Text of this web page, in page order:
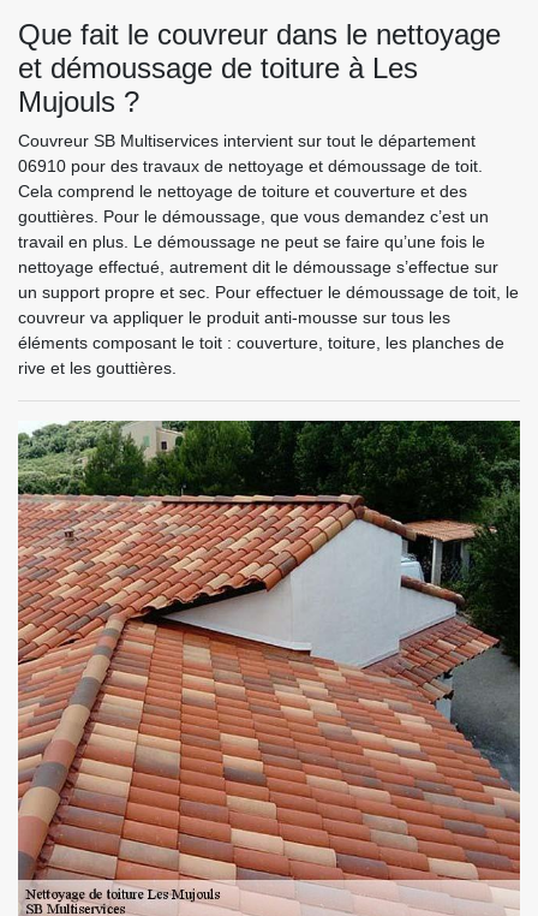
Que fait le couvreur dans le nettoyage
et démoussage de toiture à Les
Mujouls ?
Couvreur SB Multiservices intervient sur tout le département
06910 pour des travaux de nettoyage et démoussage de toit.
Cela comprend le nettoyage de toiture et couverture et des
gouttières. Pour le démoussage, que vous demandez c’est un
travail en plus. Le démoussage ne peut se faire qu’une fois le
nettoyage effectué, autrement dit le démoussage s’effectue sur
un support propre et sec. Pour effectuer le démoussage de toit, le
couvreur va appliquer le produit anti-mousse sur tous les
éléments composant le toit : couverture, toiture, les planches de
rive et les gouttières.